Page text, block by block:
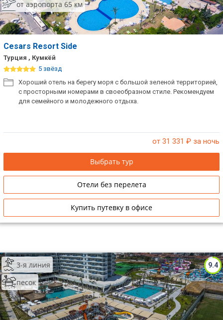
от аэропорта 65 км
Cesars Resort Side
Турция , Кумкёй
5 звёзд
Хороший отель на берегу моря с большой зеленой территорией,
с просторными номерами в своеобразном стиле. Рекомендуем
для семейного и молодежного отдыха.
от 31 331 ₽ за ночь
Выбрать тур
Отели без перелета
Купить путевку в офисе
9.4
3-я линия
песок